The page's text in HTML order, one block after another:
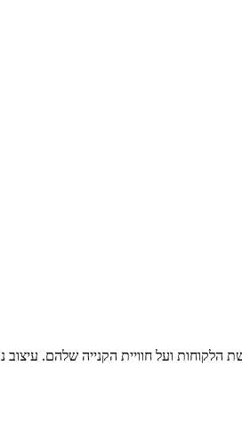
הלקוחות ועל חוויית הקנייה שלהם.